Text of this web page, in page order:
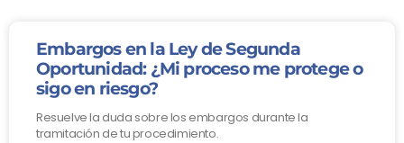
Embargos en la Ley de Segunda
Oportunidad: ¿Mi proceso me protege o
sigo en riesgo?
Resuelve la duda sobre los embargos durante la
tramitación de tu procedimiento.